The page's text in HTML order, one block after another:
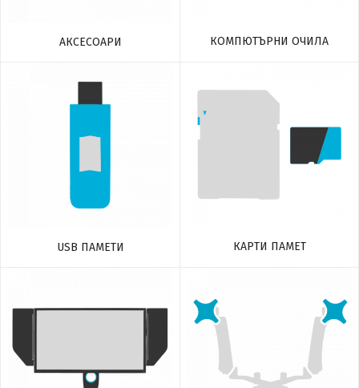
АКСЕСОАРИ КОМПЮТЪРНИ ОЧИЛА
USB ПАМЕТИ КАРТИ ПАМЕТ